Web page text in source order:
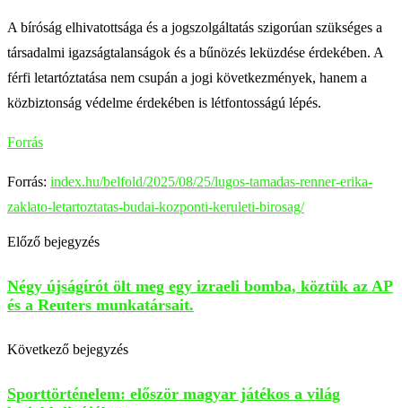
A bíróság elhivatottsága és a jogszolgáltatás szigorúan szükséges a
társadalmi igazságtalanságok és a bűnözés leküzdése érdekében. A
férfi letartóztatása nem csupán a jogi következmények, hanem a
közbiztonság védelme érdekében is létfontosságú lépés.
Forrás
Forrás: index.hu/belfold/2025/08/25/lugos-tamadas-renner-erika-
zaklato-letartoztatas-budai-kozponti-keruleti-birosag/
Előző bejegyzés
Négy újságírót ölt meg egy izraeli bomba, köztük az AP
és a Reuters munkatársait.
Következő bejegyzés
Sporttörténelem: először magyar játékos a világ